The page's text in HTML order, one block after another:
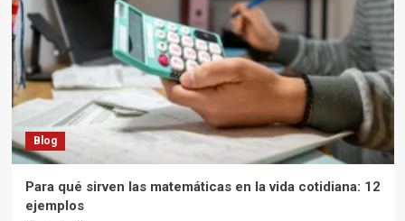
Blog
Para qué sirven las matemáticas en la vida cotidiana: 12
ejemplos